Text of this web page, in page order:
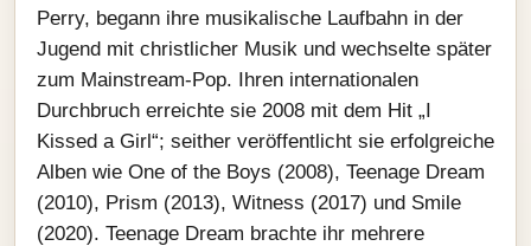
Perry, begann ihre musikalische Laufbahn in der
Jugend mit christlicher Musik und wechselte später
zum Mainstream-Pop. Ihren internationalen
Durchbruch erreichte sie 2008 mit dem Hit „I
Kissed a Girl“; seither veröffentlicht sie erfolgreiche
Alben wie One of the Boys (2008), Teenage Dream
(2010), Prism (2013), Witness (2017) und Smile
(2020). Teenage Dream brachte ihr mehrere